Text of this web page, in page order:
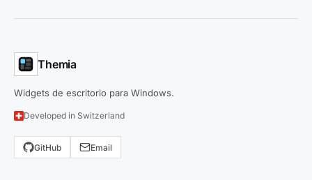
Themia
Widgets de escritorio para Windows.
Developed in Switzerland
GitHub Email